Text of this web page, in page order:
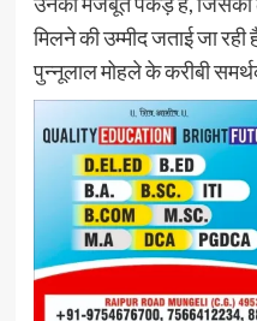
मिलने की उम्मीद जताई जा
पुन्नूलाल मोहले के करीबी